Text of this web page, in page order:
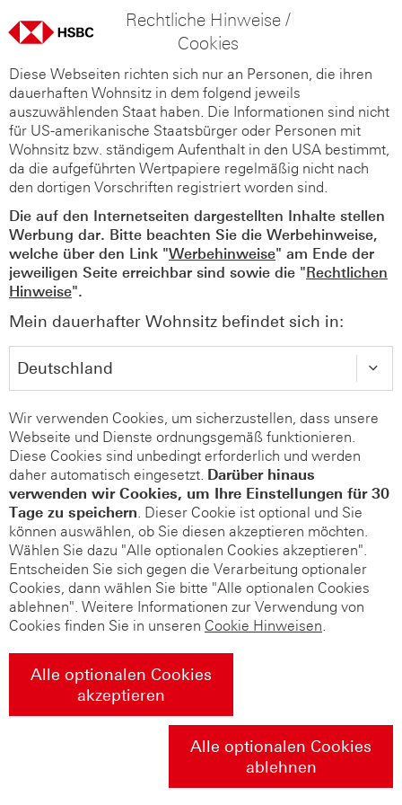
Rechtliche Hinweise /
Cookies
Diese Webseiten richten sich nur an Personen, die ihren
dauerhaften Wohnsitz in dem folgend jeweils
auszuwählenden Staat haben. Die Informationen sind nicht
für US-amerikanische Staatsbürger oder Personen mit
Wohnsitz bzw. ständigem Aufenthalt in den USA bestimmt,
da die aufgeführten Wertpapiere regelmäßig nicht nach
den dortigen Vorschriften registriert worden sind.
Die auf den Internetseiten dargestellten Inhalte stellen
Werbung dar. Bitte beachten Sie die Werbehinweise,
welche über den Link "Werbehinweise" am Ende der
jeweiligen Seite erreichbar sind sowie die "Rechtlichen
Hinweise".
Mein dauerhafter Wohnsitz befindet sich in:
Wir verwenden Cookies, um sicherzustellen, dass unsere
Webseite und Dienste ordnungsgemäß funktionieren.
Diese Cookies sind unbedingt erforderlich und werden
daher automatisch eingesetzt. Darüber hinaus
verwenden wir Cookies, um Ihre Einstellungen für 30
Tage zu speichern. Dieser Cookie ist optional und Sie
können auswählen, ob Sie diesen akzeptieren möchten.
Wählen Sie dazu "Alle optionalen Cookies akzeptieren".
Entscheiden Sie sich gegen die Verarbeitung optionaler
Cookies, dann wählen Sie bitte "Alle optionalen Cookies
ablehnen". Weitere Informationen zur Verwendung von
Cookies finden Sie in unseren Cookie Hinweisen.
Alle optionalen Cookies
akzeptieren
Alle optionalen Cookies
ablehnen